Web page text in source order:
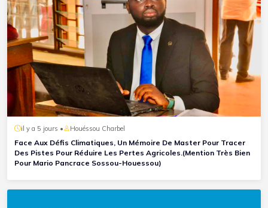
il y a 5 jours • Houéssou Charbel
Face Aux Défis Climatiques, Un Mémoire De Master Pour Tracer
Des Pistes Pour Réduire Les Pertes Agricoles.(Mention Très Bien
Pour Mario Pancrace Sossou-Houessou)